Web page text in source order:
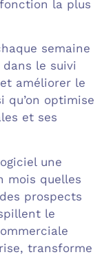
la plus
semaine
le suivi
améliorer le
qu’on optimise
et ses
une
mois quelles
prospects
le
transforme